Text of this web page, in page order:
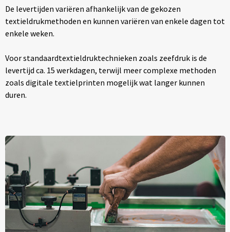
De levertijden variëren afhankelijk van de gekozen
textieldrukmethoden en kunnen variëren van enkele dagen tot
enkele weken.
Voor standaardtextieldruktechnieken zoals zeefdruk is de
levertijd ca. 15 werkdagen, terwijl meer complexe methoden
zoals digitale textielprinten mogelijk wat langer kunnen
duren.